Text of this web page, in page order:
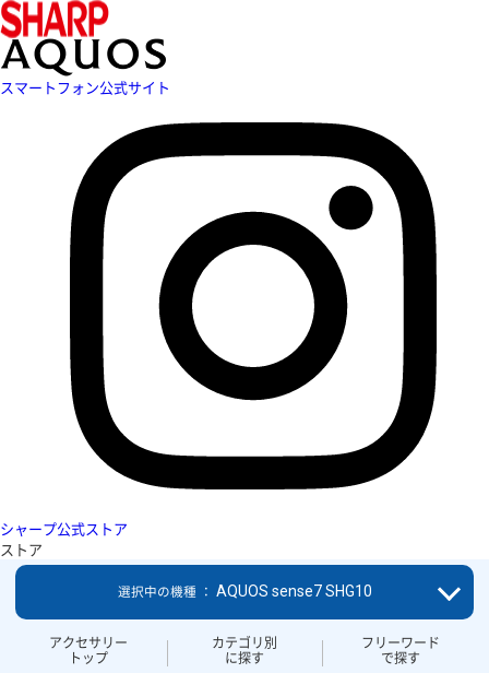
スマートフォン公式サイト
シャープ公式ストア
ストア
アクセサリー
トップ
カテゴリ別
に探す
フリーワード
で探す
選択中の機種 ： AQUOS sense7 SHG10